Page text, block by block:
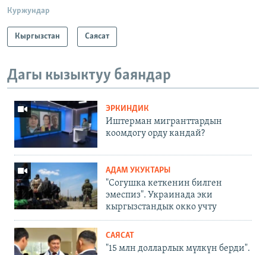
Куржундар
Кыргызстан Саясат
Дагы кызыктуу баяндар
ЭРКИНДИК
Иштерман мигранттардын
коомдогу орду кандай?
АДАМ УКУКТАРЫ
"Согушка кеткенин билген
эмеспиз". Украинада эки
кыргызстандык окко учту
САЯСАТ
"15 млн долларлык мүлкүн берди".